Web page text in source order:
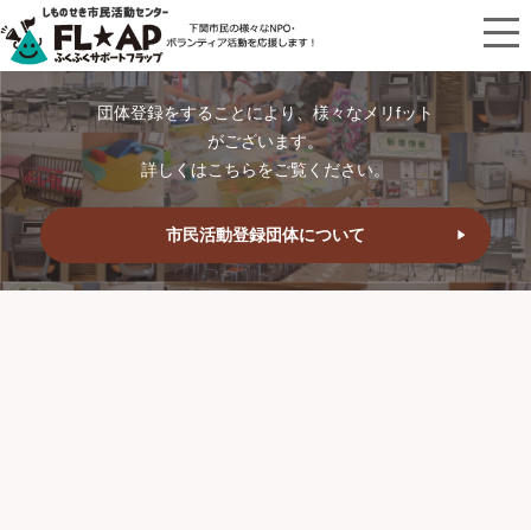
団体登録をすることにより、様々なメリfット
がございます。
詳しくはこちらをご覧ください。
市民活動登録団体について